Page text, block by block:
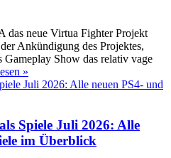
das neue Virtua Fighter Projekt
Ankündigung des Projektes,
Show das relativ vage
»
Spiele Juli 2026: Alle
im Überblick